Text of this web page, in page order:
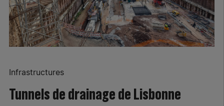
Infrastructures
Tunnels de drainage de Lisbonne